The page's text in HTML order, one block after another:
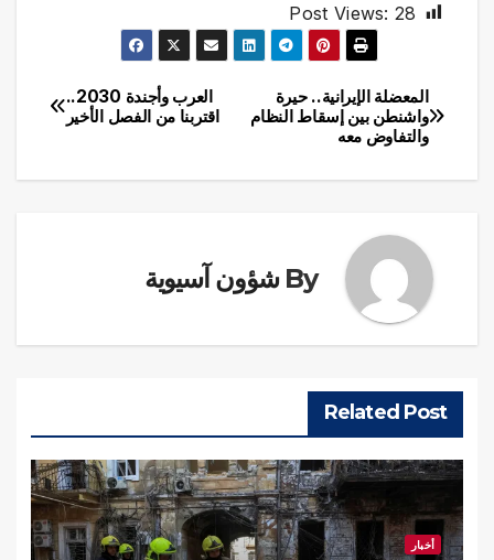
Post Views: 28
تصفّح
المقالات
العرب وأجندة 2030..
اقتربنا من الفصل الأخير
المعضلة الإيرانية.. حيرة
واشنطن بين إسقاط النظام
والتفاوض معه
By شؤون آسيوية
Related Post
أخبار